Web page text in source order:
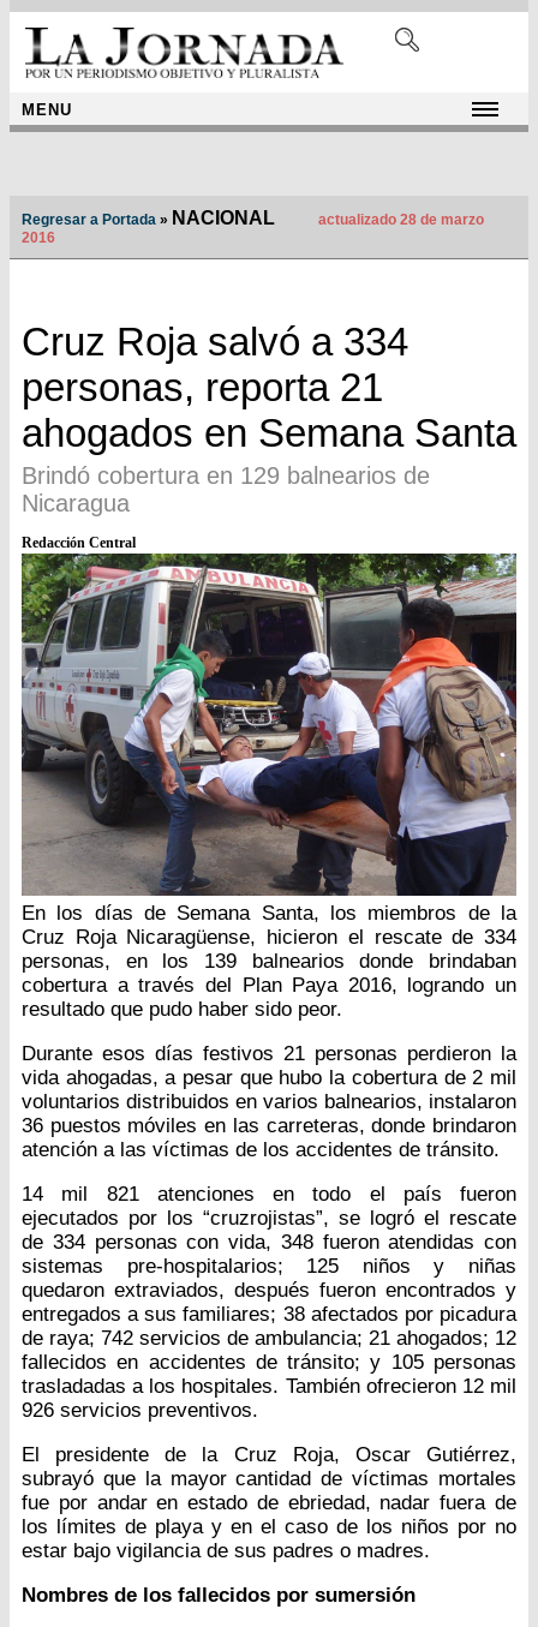
MENU
Regresar a Portada » NACIONAL
actualizado 28 de marzo
2016
Cruz Roja salvó a 334
personas, reporta 21
ahogados en Semana Santa
Brindó cobertura en 129 balnearios de
Nicaragua
Redacción Central
En los días de Semana Santa, los miembros de la
Cruz Roja Nicaragüense, hicieron el rescate de 334
personas, en los 139 balnearios donde brindaban
cobertura a través del Plan Paya 2016, logrando un
resultado que pudo haber sido peor.
Durante esos días festivos 21 personas perdieron la
vida ahogadas, a pesar que hubo la cobertura de 2 mil
voluntarios distribuidos en varios balnearios, instalaron
36 puestos móviles en las carreteras, donde brindaron
atención a las víctimas de los accidentes de tránsito.
14 mil 821 atenciones en todo el país fueron
ejecutados por los “cruzrojistas”, se logró el rescate
de 334 personas con vida, 348 fueron atendidas con
sistemas pre-hospitalarios; 125 niños y niñas
quedaron extraviados, después fueron encontrados y
entregados a sus familiares; 38 afectados por picadura
de raya; 742 servicios de ambulancia; 21 ahogados; 12
fallecidos en accidentes de tránsito; y 105 personas
trasladadas a los hospitales. También ofrecieron 12 mil
926 servicios preventivos.
El presidente de la Cruz Roja, Oscar Gutiérrez,
subrayó que la mayor cantidad de víctimas mortales
fue por andar en estado de ebriedad, nadar fuera de
los límites de playa y en el caso de los niños por no
estar bajo vigilancia de sus padres o madres.
Nombres de los fallecidos por sumersión